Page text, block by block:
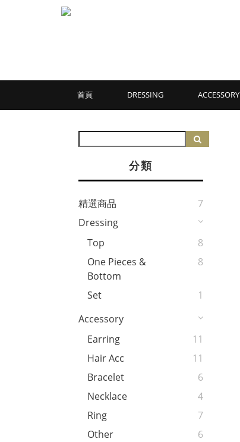
首頁 DRESSING ACCESSORY
分類
精選商品
7
Dressing
Top
8
One Pieces &
Bottom
8
Set
1
Accessory
Earring
11
Hair Acc
11
Bracelet
6
Necklace
4
Ring
7
Other
6